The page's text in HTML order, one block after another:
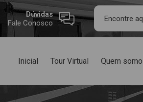
Dúvidas
Fale Conosco
Inicial Tour Virtual Quem